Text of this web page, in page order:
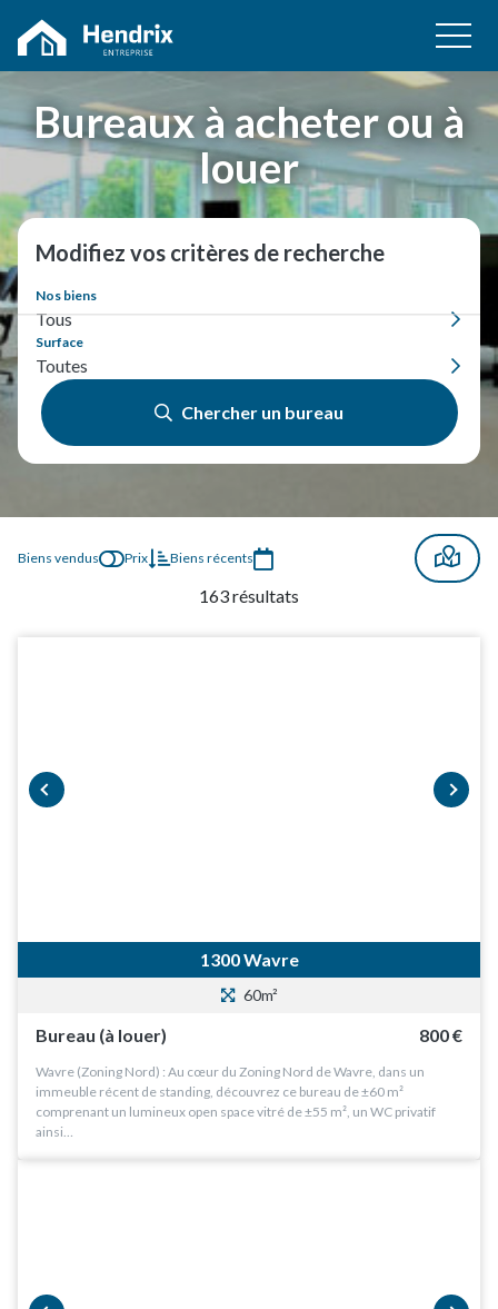
Bureaux à acheter ou à
louer
Modifiez vos critères de recherche
Nos biens
Tous
Surface
Toutes
Chercher un bureau
163 résultats
Biens vendus Prix Biens récents
1300 Wavre
60m²
Bureau (à louer) 800 €
Wavre (Zoning Nord) : Au cœur du Zoning Nord de Wavre, dans un
immeuble récent de standing, découvrez ce bureau de ±60 m²
comprenant un lumineux open space vitré de ±55 m², un WC privatif
ainsi…